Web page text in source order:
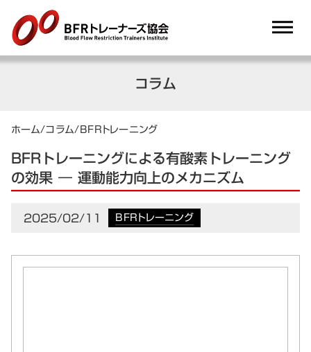
dehaze
コラム
ホーム/コラム/BFRトレーニング
BFRトレーニングによる有酸素トレーニング
の効果 ― 運動能力向上のメカニズム
2025/02/11 BFRトレーニング